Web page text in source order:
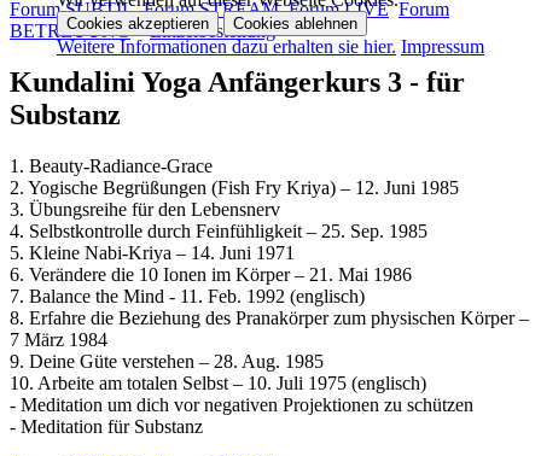
Forum SUBTIL Forum STREAM Forum LIVE Forum
BETREUUNG
Einzelbestellung
Kundalini Yoga Anfängerkurs 3 - für
Substanz
1. Beauty-Radiance-Grace
2. Yogische Begrüßungen (Fish Fry Kriya) – 12. Juni 1985
3. Übungsreihe für den Lebensnerv
4. Selbstkontrolle durch Feinfühligkeit – 25. Sep. 1985
5. Kleine Nabi-Kriya – 14. Juni 1971
6. Verändere die 10 Ionen im Körper – 21. Mai 1986
7. Balance the Mind - 11. Feb. 1992 (englisch)
8. Erfahre die Beziehung des Pranakörper zum physischen Körper –
7 März 1984
9. Deine Güte verstehen – 28. Aug. 1985
10. Arbeite am totalen Selbst – 10. Juli 1975 (englisch)
- Meditation um dich vor negativen Projektionen zu schützen
- Meditation für Substanz
Cookies akzeptieren Cookies ablehnen
Weitere Informationen dazu erhalten sie hier. Impressum